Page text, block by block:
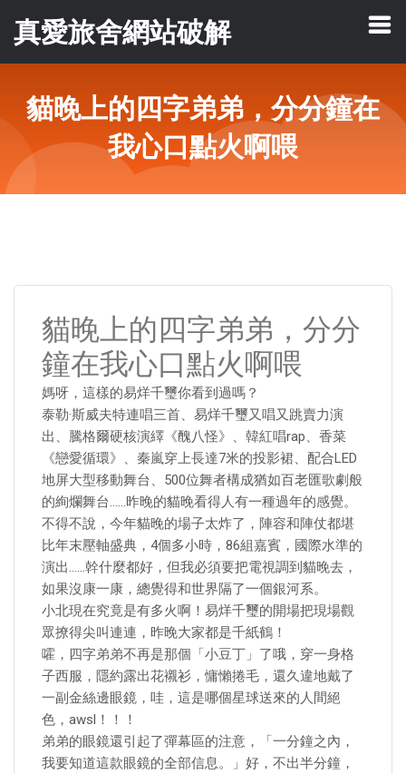
真愛旅舍網站破解
貓晚上的四字弟弟，分分鐘在
我心口點火啊喂
貓晚上的四字弟弟，分分
鐘在我心口點火啊喂
媽呀，這樣的易烊千璽你看到過嗎？
泰勒·斯威夫特連唱三首、易烊千璽又唱又跳賣力演
出、騰格爾硬核演繹《醜八怪》、韓紅唱rap、香菜
《戀愛循環》、秦嵐穿上長達7米的投影裙、配合LED
地屏大型移動舞台、500位舞者構成猶如百老匯歌劇般
的絢爛舞台……昨晚的貓晚看得人有一種過年的感覺。
不得不說，今年貓晚的場子太炸了，陣容和陣仗都堪
比年末壓軸盛典，4個多小時，86組嘉賓，國際水準的
演出……幹什麼都好，但我必須要把電視調到貓晚去，
如果沒康一康，總覺得和世界隔了一個銀河系。
小北現在究竟是有多火啊！易烊千璽的開場把現場觀
眾撩得尖叫連連，昨晚大家都是千紙鶴！
嚯，四字弟弟不再是那個「小豆丁」了哦，穿一身格
子西服，隱約露出花襯衫，慵懶捲毛，還久違地戴了
一副金絲邊眼鏡，哇，這是哪個星球送來的人間絕
色，awsl！！！
弟弟的眼鏡還引起了彈幕區的注意，「一分鐘之內，
我要知道這款眼鏡的全部信息。」好，不出半分鐘，